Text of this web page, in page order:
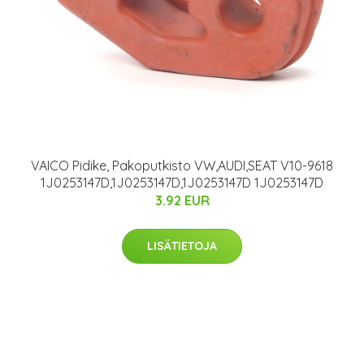
VAICO Pidike, Pakoputkisto VW,AUDI,SEAT V10-9618
1J0253147D,1J0253147D,1J0253147D 1J0253147D
3.92 EUR
LISÄTIETOJA